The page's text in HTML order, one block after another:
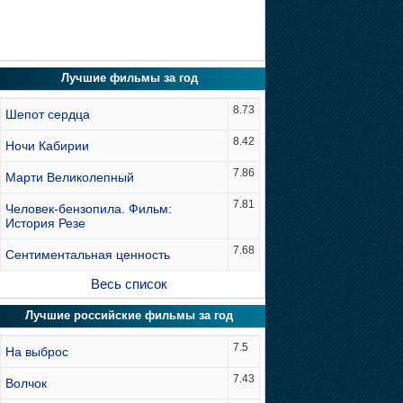
Лучшие фильмы за год
Шепот сердца 8.73
Ночи Кабирии 8.42
Марти Великолепный 7.86
Человек-бензопила. Фильм:
История Резе
7.81
Сентиментальная ценность 7.68
Весь список
Лучшие российские фильмы за год
На выброс 7.5
Волчок 7.43